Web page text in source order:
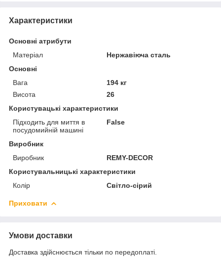
Характеристики
Основні атрибути
Матеріал
Нержавіюча сталь
Основні
Вага
194 кг
Висота
26
Користувацькi характеристики
Підходить для миття в
посудомийній машині
False
Виробник
Виробник
REMY-DECOR
Користувальницькі характеристики
Колір
Світло-сірий
Приховати
Умови доставки
Доставка здійснюється тільки по передоплаті.